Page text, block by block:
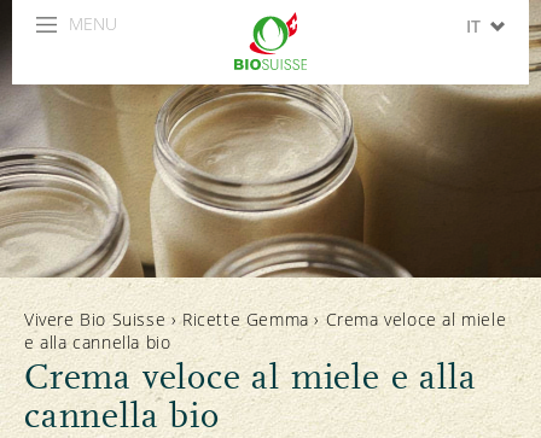
MENU IT
ES
Vivere Bio Suisse ›Ricette Gemma ›Crema veloce al miele
e alla cannella bio
Crema veloce al miele e alla
cannella bio